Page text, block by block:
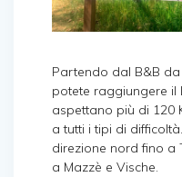
Partendo dal B&B
potete raggiungere
aspettano più di 120
a tutti i tipi di
direzione nord fino a
a Mazzè e Vische.